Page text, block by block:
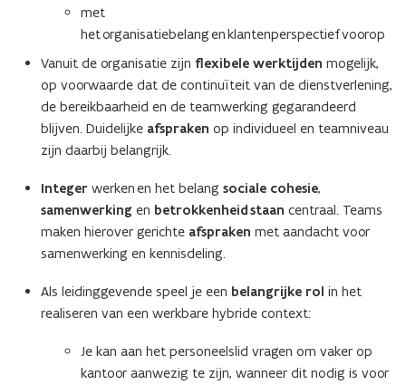
met
het organisatiebelang en klantenperspectief voorop
Vanuit de organisatie zijn flexibele werktijden mogelijk,
op voorwaarde dat de continuïteit van de dienstverlening,
de bereikbaarheid en de teamwerking gegarandeerd
blijven. Duidelijke afspraken op individueel en teamniveau
zijn daarbij belangrijk.
Integer werken en het belang sociale cohesie,
samenwerking en betrokkenheid staan centraal. Teams
maken hierover gerichte afspraken met aandacht voor
samenwerking en kennisdeling.
Als leidinggevende speel je een belangrijke rol in het
realiseren van een werkbare hybride context:
Je kan aan het personeelslid vragen om vaker op
kantoor aanwezig te zijn, wanneer dit nodig is voor